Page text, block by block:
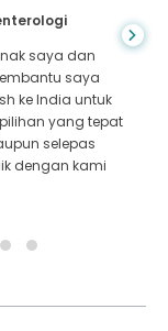
saya dan
saya
ke India untuk
yang tepat
selepas
dengan kami